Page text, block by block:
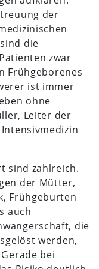
der
die
zwar
Frühgeborenes
ist immer
ohne
Leiter der
sind zahlreich.
der Mütter,
Frühgeburten
auch
die
werden,
bei